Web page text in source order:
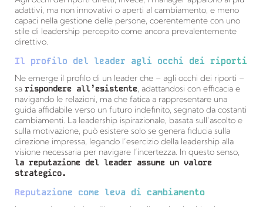
adattivi, ma non innovativi o aperti al cambiamento, e meno
capaci nella gestione delle persone, coerentemente con uno
stile di leadership percepito come ancora prevalentemente
direttivo.
Il profilo del leader agli occhi dei riporti
Ne emerge il profilo di un leader che – agli occhi dei riporti –
sarispondere all’esistente, adattandosi con efficacia e
navigando le relazioni, ma che fatica a rappresentare una
guida affidabile verso un futuro indefinito, segnato da costanti
cambiamenti. La leadership ispirazionale, basata sull’ascolto e
sulla motivazione, può esistere solo se genera fiducia sulla
direzione impressa, legando l’esercizio della leadership alla
visione necessaria per navigare l’incertezza. In questo senso,
la reputazione del leader assume un valore
strategico.
Reputazione come leva di cambiamento